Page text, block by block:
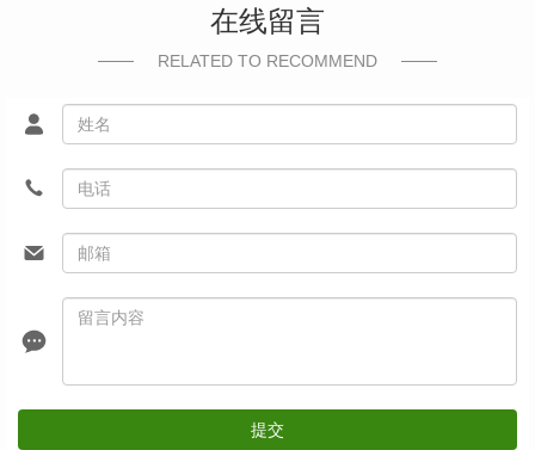
在线留言
RELATED TO RECOMMEND
提交